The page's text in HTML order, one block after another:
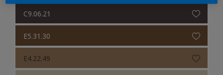
C9.06.21
E5.31.30
E4.22.49